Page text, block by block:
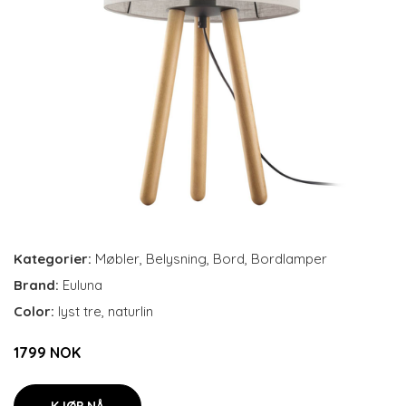
Kategorier: Møbler, Belysning, Bord, Bordlamper
Brand: Euluna
Color: lyst tre, naturlin
1799 NOK